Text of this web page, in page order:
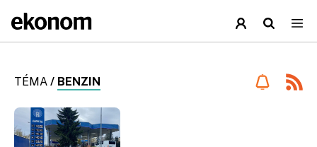
TÉMA / BENZIN